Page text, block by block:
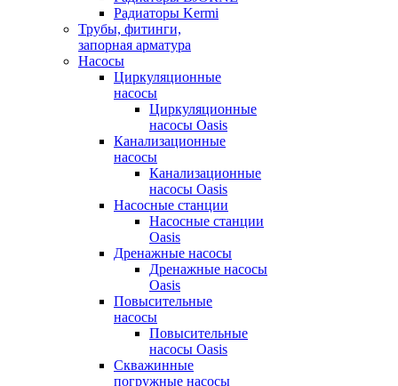
Радиаторы Kermi
Трубы, фитинги,
запорная арматура
Насосы
Циркуляционные
насосы
Циркуляционные
насосы Oasis
Канализационные
насосы
Канализационные
насосы Oasis
Насосные станции
Насосные станции
Oasis
Дренажные насосы
Дренажные насосы
Oasis
Повысительные
насосы
Повысительные
насосы Oasis
Скважинные
погружные насосы